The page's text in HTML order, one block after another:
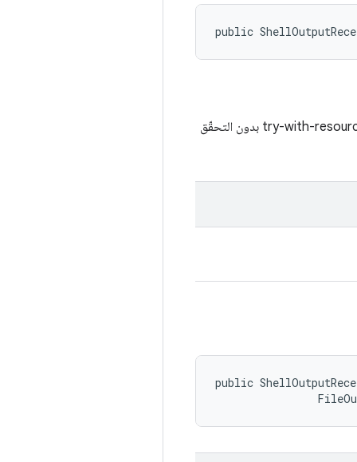
public
يمكن تقديم قيمة فارغة هنا لتبسيط الرمز البرمجي باستخدام المحوّل، أي لكي يتمكّن من استخدام هذا الرمز مع try-with-resources بدون التحقّق
public